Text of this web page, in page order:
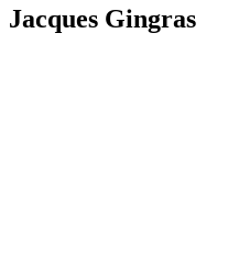
Jacques Gingras